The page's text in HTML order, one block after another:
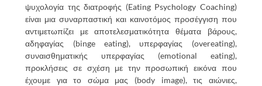
ψυχολογία της διατροφής (Eating Psychology Coaching)
είναι μια συναρπαστική και καινοτόμος προσέγγιση που
αντιμετωπίζει με αποτελεσματικότητα θέματα βάρους,
αδηφαγίας (binge eating), υπερφαγίας (overeating),
συναισθηματικής υπερφαγίας (emotional eating),
προκλήσεις σε σχέση με την προσωπική εικόνα που
έχουμε για το σώμα μας (body image), τις αιώνιες,